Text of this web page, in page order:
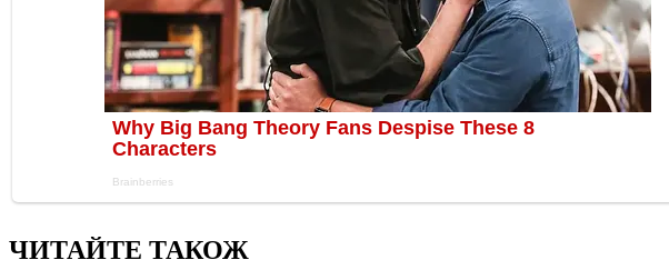
ЧИТАЙТЕ ТАКОЖ